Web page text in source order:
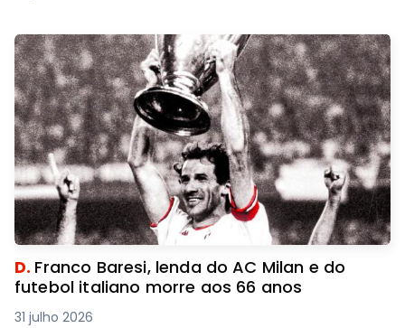
D. Franco Baresi, lenda do AC Milan e do
futebol italiano morre aos 66 anos
31 julho 2026